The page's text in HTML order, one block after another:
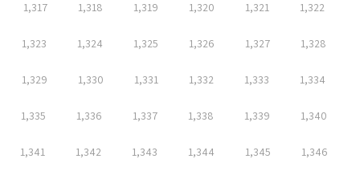
1,317 1,318 1,319 1,320 1,321 1,322
1,323 1,324 1,325 1,326 1,327 1,328
1,329 1,330 1,331 1,332 1,333 1,334
1,335 1,336 1,337 1,338 1,339 1,340
1,341 1,342 1,343 1,344 1,345 1,346